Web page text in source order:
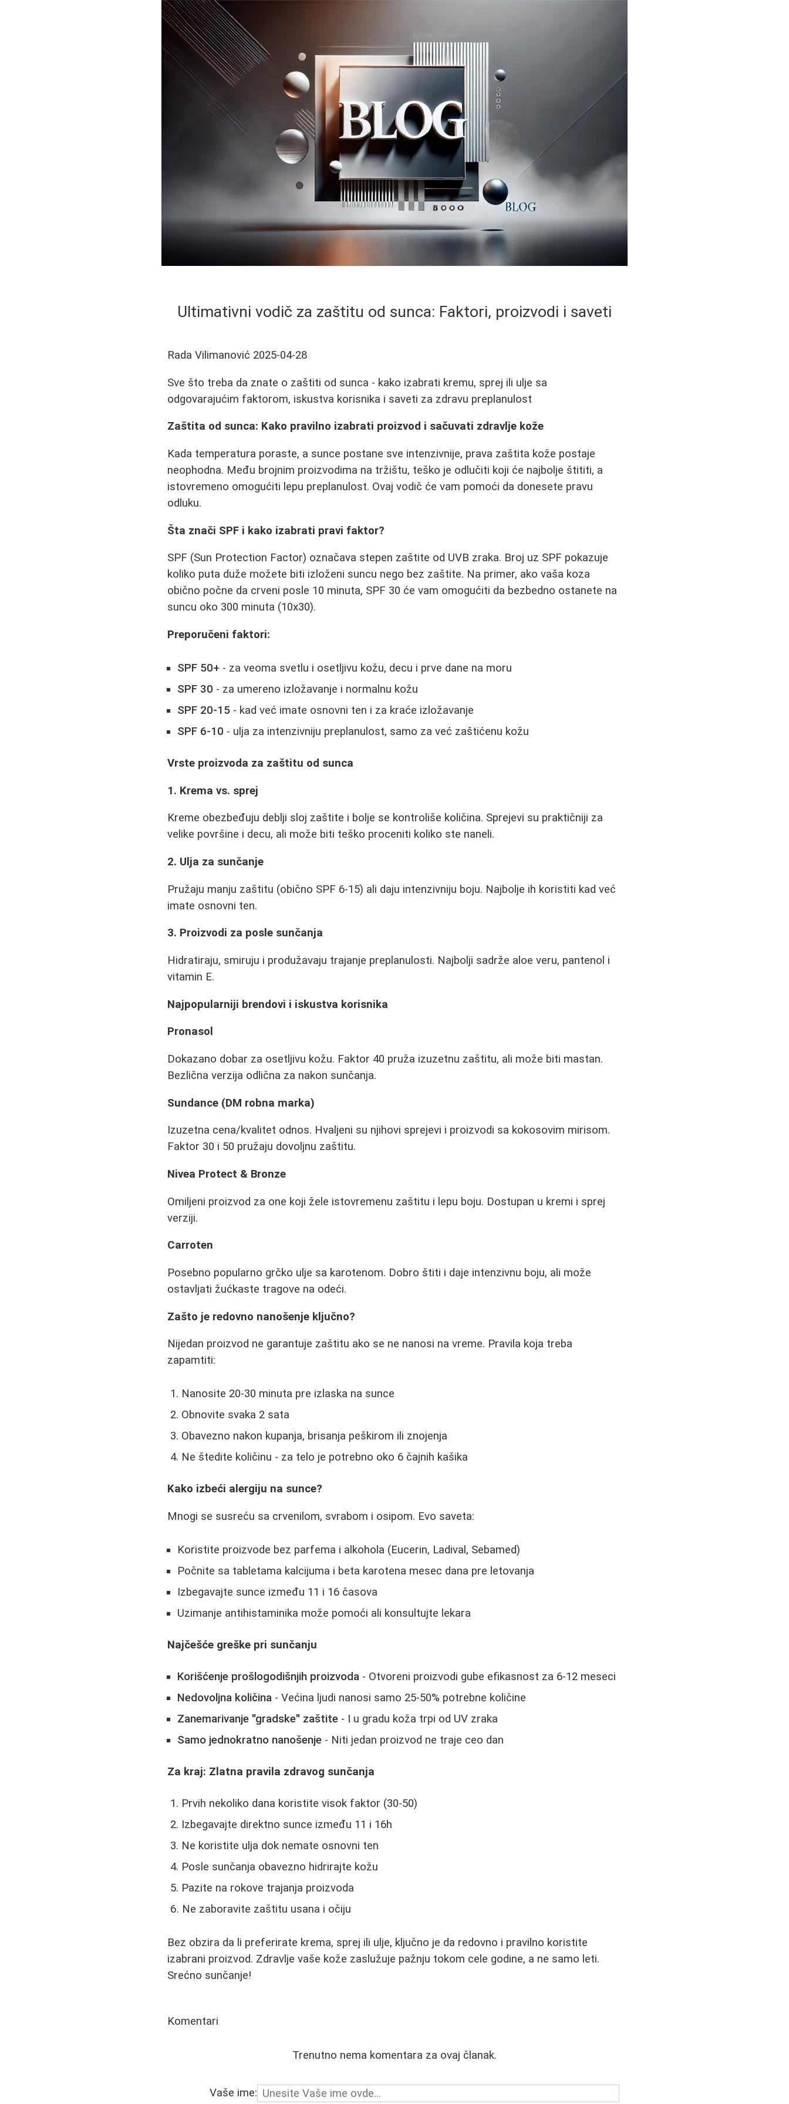
Ultimativni vodič za zaštitu od sunca: Faktori, proizvodi i saveti
Rada Vilimanović 2025-04-28
Sve što treba da znate o zaštiti od sunca - kako izabrati kremu, sprej ili ulje sa
odgovarajućim faktorom, iskustva korisnika i saveti za zdravu preplanulost
Zaštita od sunca: Kako pravilno izabrati proizvod i sačuvati zdravlje kože
Kada temperatura poraste, a sunce postane sve intenzivnije, prava zaštita kože postaje
neophodna. Među brojnim proizvodima na tržištu, teško je odlučiti koji će najbolje štititi, a
istovremeno omogućiti lepu preplanulost. Ovaj vodič će vam pomoći da donesete pravu
odluku.
Šta znači SPF i kako izabrati pravi faktor?
SPF (Sun Protection Factor) označava stepen zaštite od UVB zraka. Broj uz SPF pokazuje
koliko puta duže možete biti izloženi suncu nego bez zaštite. Na primer, ako vaša koza
obično počne da crveni posle 10 minuta, SPF 30 će vam omogućiti da bezbedno ostanete na
suncu oko 300 minuta (10x30).
Preporučeni faktori:
SPF 50+ - za veoma svetlu i osetljivu kožu, decu i prve dane na moru
SPF 30 - za umereno izložavanje i normalnu kožu
SPF 20-15 - kad već imate osnovni ten i za kraće izložavanje
SPF 6-10 - ulja za intenzivniju preplanulost, samo za već zaštićenu kožu
Vrste proizvoda za zaštitu od sunca
1. Krema vs. sprej
Kreme obezbeđuju deblji sloj zaštite i bolje se kontroliše količina. Sprejevi su praktičniji za
velike površine i decu, ali može biti teško proceniti koliko ste naneli.
2. Ulja za sunčanje
Pružaju manju zaštitu (obično SPF 6-15) ali daju intenzivniju boju. Najbolje ih koristiti kad već
imate osnovni ten.
3. Proizvodi za posle sunčanja
Hidratiraju, smiruju i produžavaju trajanje preplanulosti. Najbolji sadrže aloe veru, pantenol i
vitamin E.
Najpopularniji brendovi i iskustva korisnika
Pronasol
Dokazano dobar za osetljivu kožu. Faktor 40 pruža izuzetnu zaštitu, ali može biti mastan.
Bezlična verzija odlična za nakon sunčanja.
Sundance (DM robna marka)
Izuzetna cena/kvalitet odnos. Hvaljeni su njihovi sprejevi i proizvodi sa kokosovim mirisom.
Faktor 30 i 50 pružaju dovoljnu zaštitu.
Nivea Protect & Bronze
Omiljeni proizvod za one koji žele istovremenu zaštitu i lepu boju. Dostupan u kremi i sprej
verziji.
Carroten
Posebno popularno grčko ulje sa karotenom. Dobro štiti i daje intenzivnu boju, ali može
ostavljati žućkaste tragove na odeći.
Zašto je redovno nanošenje ključno?
Nijedan proizvod ne garantuje zaštitu ako se ne nanosi na vreme. Pravila koja treba
zapamtiti:
Nanosite 20-30 minuta pre izlaska na sunce
Obnovite svaka 2 sata
Obavezno nakon kupanja, brisanja peškirom ili znojenja
Ne štedite količinu - za telo je potrebno oko 6 čajnih kašika
Kako izbeći alergiju na sunce?
Mnogi se susreću sa crvenilom, svrabom i osipom. Evo saveta:
Koristite proizvode bez parfema i alkohola (Eucerin, Ladival, Sebamed)
Počnite sa tabletama kalcijuma i beta karotena mesec dana pre letovanja
Izbegavajte sunce između 11 i 16 časova
Uzimanje antihistaminika može pomoći ali konsultujte lekara
Najčešće greške pri sunčanju
Korišćenje prošlogodišnjih proizvoda - Otvoreni proizvodi gube efikasnost za 6-12 meseci
Nedovoljna količina - Većina ljudi nanosi samo 25-50% potrebne količine
Zanemarivanje "gradske" zaštite - I u gradu koža trpi od UV zraka
Samo jednokratno nanošenje - Niti jedan proizvod ne traje ceo dan
Za kraj: Zlatna pravila zdravog sunčanja
Prvih nekoliko dana koristite visok faktor (30-50)
Izbegavajte direktno sunce između 11 i 16h
Ne koristite ulja dok nemate osnovni ten
Posle sunčanja obavezno hidrirajte kožu
Pazite na rokove trajanja proizvoda
Ne zaboravite zaštitu usana i očiju
Bez obzira da li preferirate krema, sprej ili ulje, ključno je da redovno i pravilno koristite
izabrani proizvod. Zdravlje vaše kože zaslužuje pažnju tokom cele godine, a ne samo leti.
Srećno sunčanje!
Komentari
Trenutno nema komentara za ovaj članak.
Vaše ime: